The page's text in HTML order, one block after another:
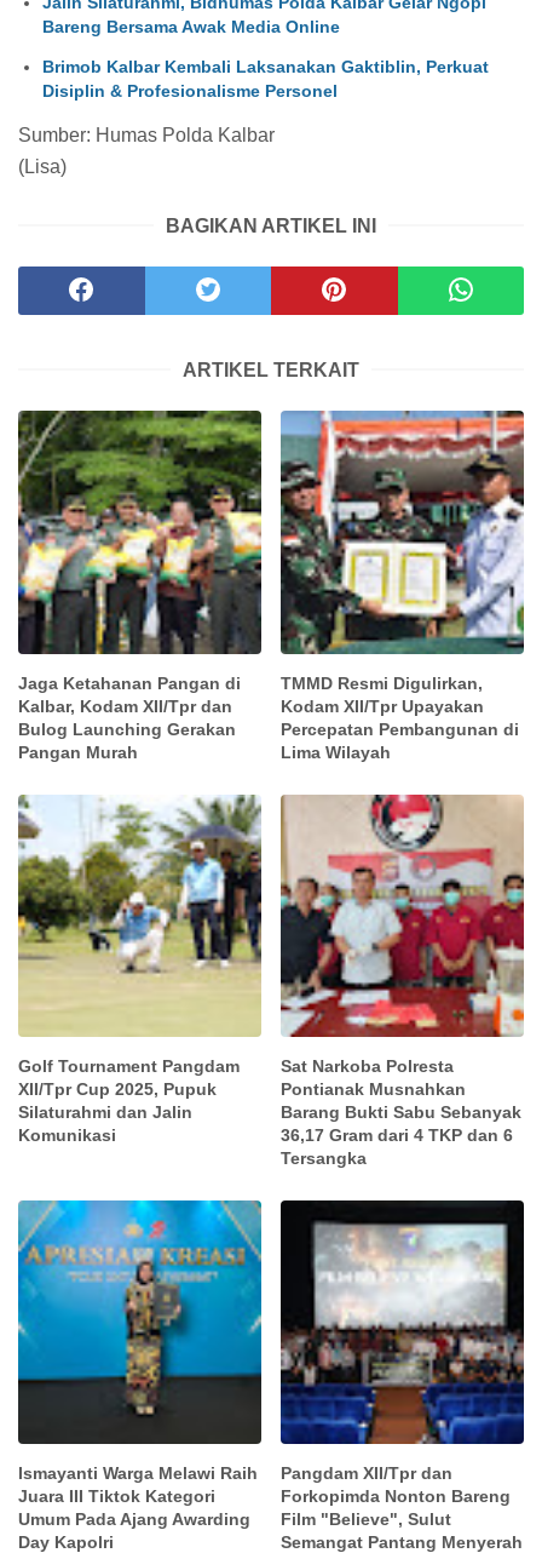
Bareng Bersama Awak Media Online
Brimob Kalbar Kembali Laksanakan Gaktiblin, Perkuat
Disiplin & Profesionalisme Personel
Sumber: Humas Polda Kalbar
(Lisa)
BAGIKAN ARTIKEL INI
ARTIKEL TERKAIT
Jaga Ketahanan Pangan di
Kalbar, Kodam XII/Tpr dan
Bulog Launching Gerakan
Pangan Murah
TMMD Resmi Digulirkan,
Kodam XII/Tpr Upayakan
Percepatan Pembangunan di
Lima Wilayah
Golf Tournament Pangdam
XII/Tpr Cup 2025, Pupuk
Silaturahmi dan Jalin
Komunikasi
Sat Narkoba Polresta
Pontianak Musnahkan
Barang Bukti Sabu Sebanyak
36,17 Gram dari 4 TKP dan 6
Tersangka
Ismayanti Warga Melawi Raih
Juara III Tiktok Kategori
Umum Pada Ajang Awarding
Day Kapolri
Pangdam XII/Tpr dan
Forkopimda Nonton Bareng
Film "Believe", Sulut
Semangat Pantang Menyerah